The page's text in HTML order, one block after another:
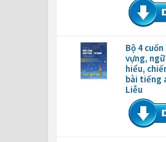
Bộ 4
vựng,
hiểu,
bài tiếng
Liễu